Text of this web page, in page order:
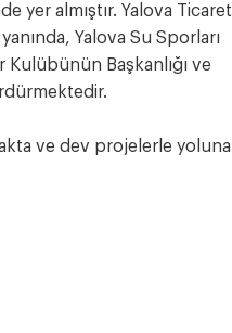
yer almıştır. Yalova Ticaret
Yalova Su Sporları
Kulübünün Başkanlığı ve
ve dev projelerle yoluna